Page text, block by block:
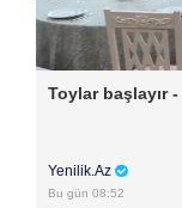
Toylar başlayır
Yenilik.Az
Bu gün 08:52